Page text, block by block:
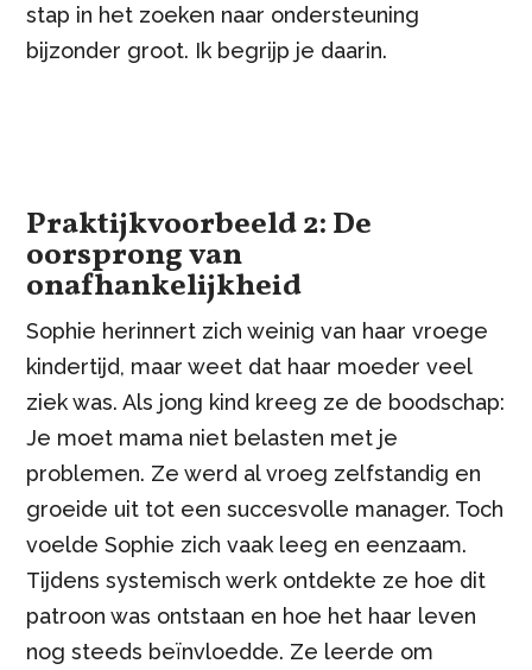
stap in het zoeken naar ondersteuning
bijzonder groot. Ik begrijp je daarin.
Praktijkvoorbeeld 2: De
oorsprong van
onafhankelijkheid
Sophie herinnert zich weinig van haar vroege
kindertijd, maar weet dat haar moeder veel
ziek was. Als jong kind kreeg ze de boodschap:
Je moet mama niet belasten met je
problemen. Ze werd al vroeg zelfstandig en
groeide uit tot een succesvolle manager. Toch
voelde Sophie zich vaak leeg en eenzaam.
Tijdens systemisch werk ontdekte ze hoe dit
patroon was ontstaan en hoe het haar leven
nog steeds beïnvloedde. Ze leerde om